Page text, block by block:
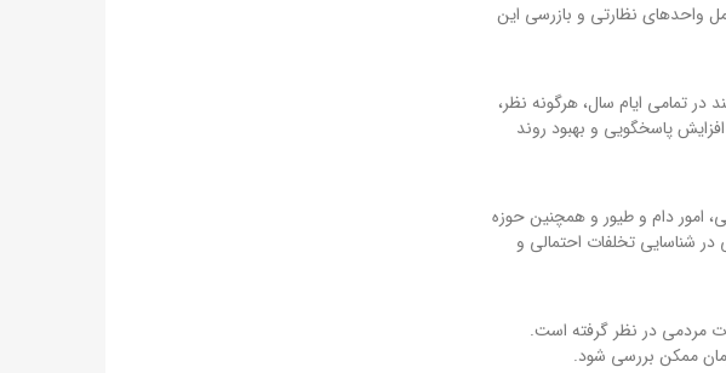
واحدهای نظارتی و بازرسی این
تمامی ایام سال، هرگونه نظر،
پاسخگویی و بهبود روند
امور دام و طیور و همچنین حوزه
شناسایی تخلفات احتمالی و
مردمی در نظر گرفته است.
زمان ممکن بررسی شود.